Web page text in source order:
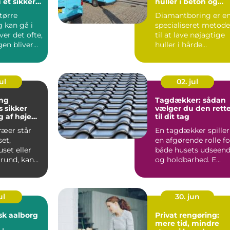
kan gå i
det ofte,
bliver
Diamantboring er
specialiseret metode
til at lave nøjagtige
huller i hårde
beton, ...
af høje
står
eller
kan
...
02. jul
Tagdækker: sådan
vælger du den
til dit tag
En tagdækker spiller
en afgørende rolle
både husets
og holdbarhed. E...
aalborg
30. jun
Privat rengøring:
mere tid, mindre